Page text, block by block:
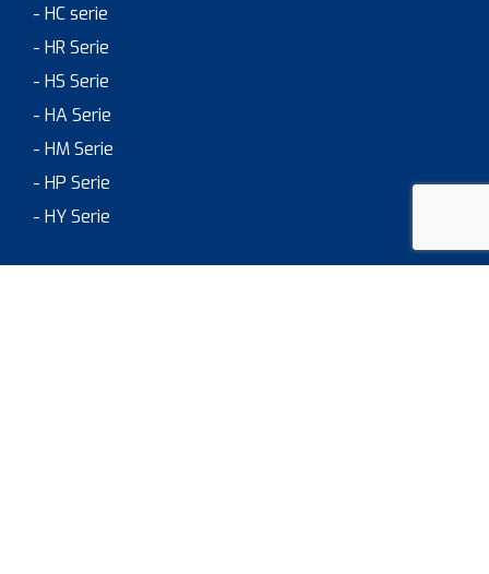
- HC serie
- HR Serie
- HS Serie
- HA Serie
- HM Serie
- HP Serie
- HY Serie